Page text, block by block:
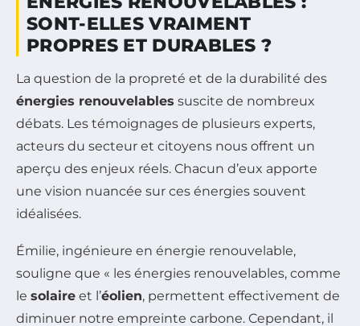
SONT-ELLES VRAIMENT
PROPRES ET DURABLES ?
La question de la propreté et de la durabilité des
énergies renouvelables suscite de nombreux
débats. Les témoignages de plusieurs experts,
acteurs du secteur et citoyens nous offrent un
aperçu des enjeux réels. Chacun d’eux apporte
une vision nuancée sur ces énergies souvent
idéalisées.
Émilie, ingénieure en énergie renouvelable,
souligne que « les énergies renouvelables, comme
le solaire et l’éolien, permettent effectivement de
diminuer notre empreinte carbone. Cependant, il